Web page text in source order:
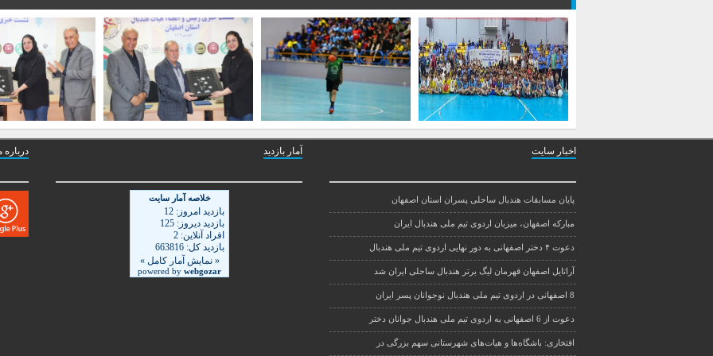
اخبار سایت
پایان مسابقات هندبال ساحلی پسران استان اصفهان
مبارکه اصفهان، میزبان اردوی تیم ملی هندبال ایران
دعوت ۴ دختر اصفهانی به دور نهایی اردوی تیم ملی هندبال
آراتایل اصفهان قهرمان لیگ برتر هندبال ساحلی ایران شد
8 اصفهانی در اردوی تیم ملی هندبال نوجوانان پسر ایران
دعوت از 6 اصفهانی به اردوی تیم ملی هندبال جوانان دختر
افتخاری: باشگاه‌ها و هیات‌های شهرستانی سهم بزرگی در
آمار بازدید درباره